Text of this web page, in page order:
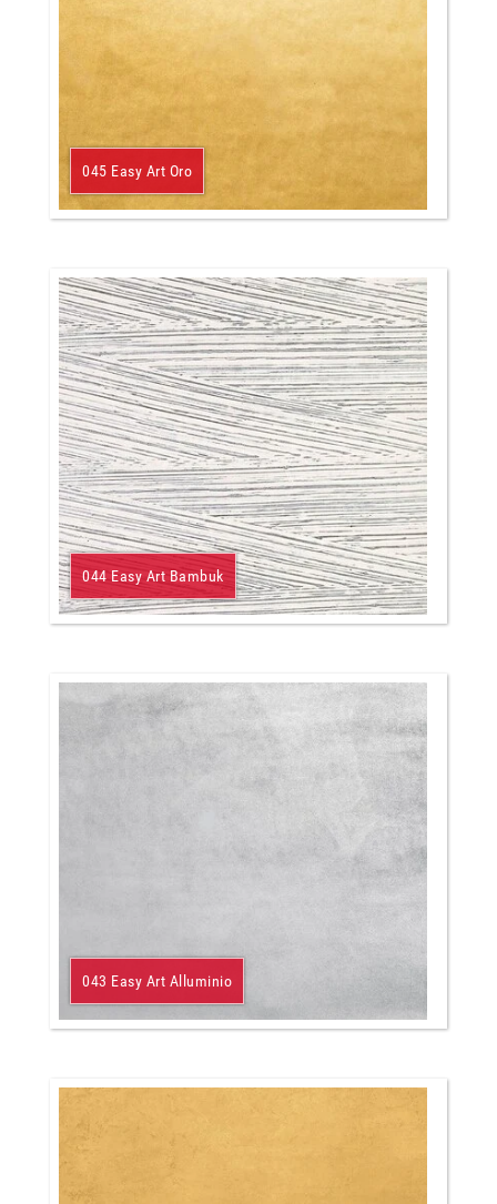
045 Easy Art Oro
044 Easy Art Bambuk
043 Easy Art Alluminio